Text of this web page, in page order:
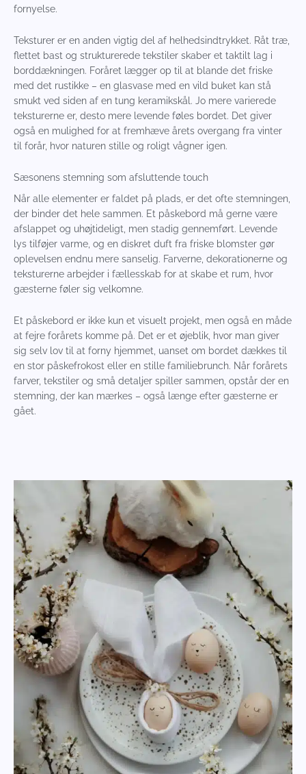
fornyelse.
Teksturer er en anden vigtig del af helhedsindtrykket. Råt træ,
flettet bast og strukturerede tekstiler skaber et taktilt lag i
borddækningen. Foråret lægger op til at blande det friske
med det rustikke – en glasvase med en vild buket kan stå
smukt ved siden af en tung keramikskål. Jo mere varierede
teksturerne er, desto mere levende føles bordet. Det giver
også en mulighed for at fremhæve årets overgang fra vinter
til forår, hvor naturen stille og roligt vågner igen.
Sæsonens stemning som afsluttende touch
Når alle elementer er faldet på plads, er det ofte stemningen,
der binder det hele sammen. Et påskebord må gerne være
afslappet og uhøjtideligt, men stadig gennemført. Levende
lys tilføjer varme, og en diskret duft fra friske blomster gør
oplevelsen endnu mere sanselig. Farverne, dekorationerne og
teksturerne arbejder i fællesskab for at skabe et rum, hvor
gæsterne føler sig velkomne.
Et påskebord er ikke kun et visuelt projekt, men også en måde
at fejre forårets komme på. Det er et øjeblik, hvor man giver
sig selv lov til at forny hjemmet, uanset om bordet dækkes til
en stor påskefrokost eller en stille familiebrunch. Når forårets
farver, tekstiler og små detaljer spiller sammen, opstår der en
stemning, der kan mærkes – også længe efter gæsterne er
gået.